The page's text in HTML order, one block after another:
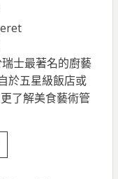
士最著名的廚藝
於五星級飯店或
了解美食藝術管